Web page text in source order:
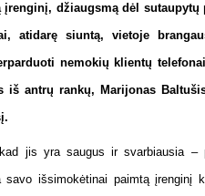
džiaugsmą dėl
atidarę siuntą, vietoje
nemokių klientų
antrų rankų, Marijonas
jis yra saugus ir svarbiausia –
išsimokėtinai paimtą įrenginį